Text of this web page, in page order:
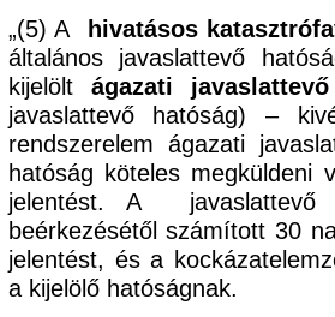
„(5) A hivatásos
általános javaslattevő
kijelölt ágazati
javaslattevő hatóság) –
rendszerelem ágazati
hatóság köteles megküldeni
jelentést. A
beérkezésétől számított 30
jelentést, és a
a kijelölő hatóságnak.